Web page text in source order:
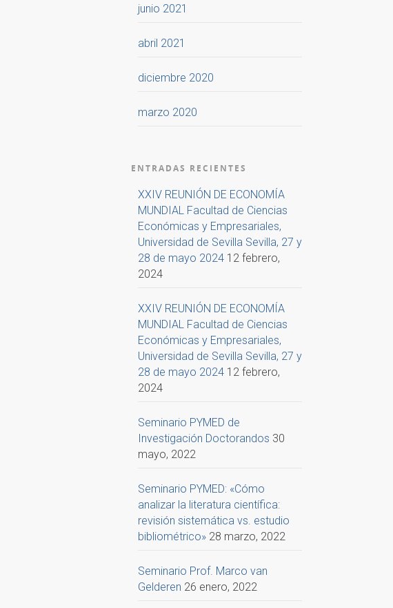
junio 2021
abril 2021
diciembre 2020
marzo 2020
ENTRADAS RECIENTES
XXIV REUNIÓN DE ECONOMÍA
MUNDIAL Facultad de Ciencias
Económicas y Empresariales,
Universidad de Sevilla Sevilla, 27 y
28 de mayo 2024 12 febrero,
2024
XXIV REUNIÓN DE ECONOMÍA
MUNDIAL Facultad de Ciencias
Económicas y Empresariales,
Universidad de Sevilla Sevilla, 27 y
28 de mayo 2024 12 febrero,
2024
Seminario PYMED de
Investigación Doctorandos 30
mayo, 2022
Seminario PYMED: «Cómo
analizar la literatura científica:
revisión sistemática vs. estudio
bibliométrico» 28 marzo, 2022
Seminario Prof. Marco van
Gelderen 26 enero, 2022